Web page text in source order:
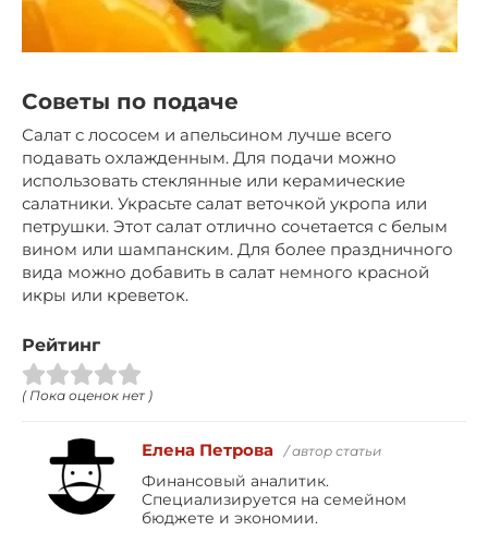
Советы по подаче
Салат с лососем и апельсином лучше всего
подавать охлажденным. Для подачи можно
использовать стеклянные или керамические
салатники. Украсьте салат веточкой укропа или
петрушки. Этот салат отлично сочетается с белым
вином или шампанским. Для более праздничного
вида можно добавить в салат немного красной
икры или креветок.
Рейтинг
( Пока оценок нет )
Елена Петрова / автор статьи
Финансовый аналитик.
Специализируется на семейном
бюджете и экономии.